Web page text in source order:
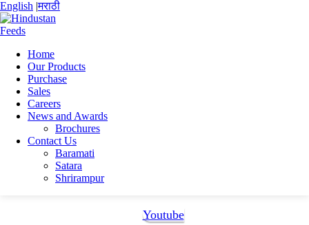
English |मराठी
Home
Our Products
Purchase
Sales
Careers
News and Awards
Brochures
Contact Us
Baramati
Satara
Shrirampur
Home
Akshata Kiran Kanthe
Akshata Kanthe new 12
Akshata Kanthe new 12
Akshata Kanthe new 12
Youtube